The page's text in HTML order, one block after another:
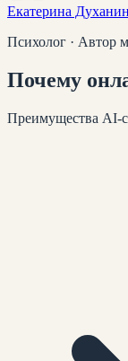
Екатерина
Психолог · Автор
Почему
Преимущества AI-